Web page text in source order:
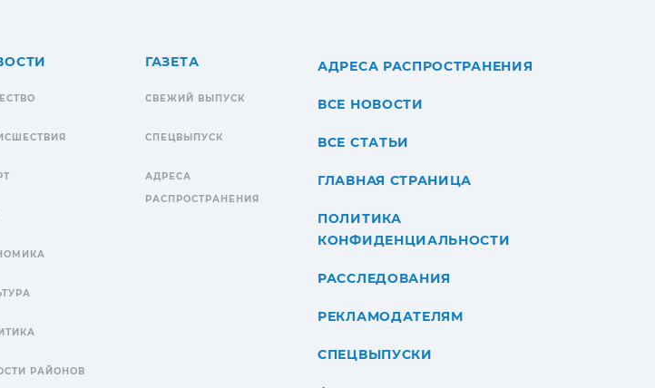
РАЙОНОВ
ГАЗЕТА
СВЕЖИЙ ВЫПУСК
СПЕЦВЫПУСК
АДРЕСА
РАСПРОСТРАНЕНИЯ
АДРЕСА РАСПРОСТРАНЕНИЯ
ВСЕ НОВОСТИ
ВСЕ СТАТЬИ
ГЛАВНАЯ СТРАНИЦА
ПОЛИТИКА
КОНФИДЕНЦИАЛЬНОСТИ
РАССЛЕДОВАНИЯ
РЕКЛАМОДАТЕЛЯМ
СПЕЦВЫПУСКИ